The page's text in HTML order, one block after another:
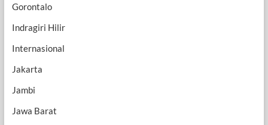
Gorontalo
Indragiri Hilir
Internasional
Jakarta
Jambi
Jawa Barat